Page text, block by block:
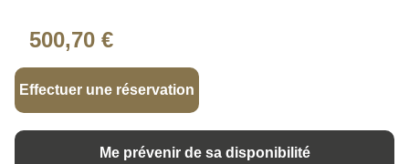
500,70 €
Effectuer une réservation
Me prévenir de sa disponibilité